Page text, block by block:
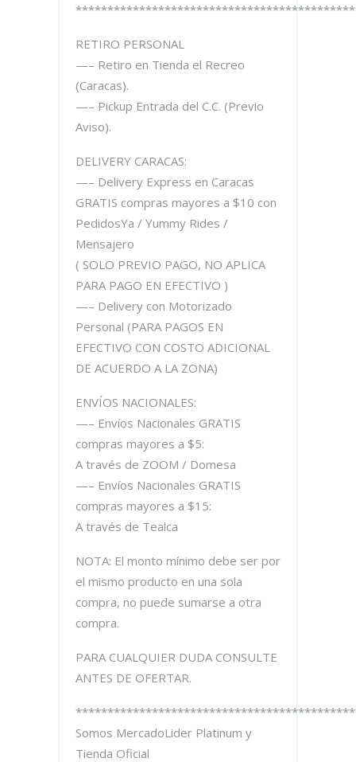
RETIRO PERSONAL
—– Retiro en Tienda el Recreo
(Caracas).
—– Pickup Entrada del C.C. (Previo
Aviso).
DELIVERY CARACAS:
—– Delivery Express en Caracas
GRATIS compras mayores a $10 con
PedidosYa / Yummy Rides /
Mensajero
( SOLO PREVIO PAGO, NO APLICA
PARA PAGO EN EFECTIVO )
—– Delivery con Motorizado
Personal (PARA PAGOS EN
EFECTIVO CON COSTO ADICIONAL
DE ACUERDO A LA ZONA)
ENVÍOS NACIONALES:
—– Envíos Nacionales GRATIS
compras mayores a $5:
A través de ZOOM / Domesa
—– Envíos Nacionales GRATIS
compras mayores a $15:
A través de Tealca
NOTA: El monto mínimo debe ser por
el mismo producto en una sola
compra, no puede sumarse a otra
compra.
PARA CUALQUIER DUDA CONSULTE
ANTES DE OFERTAR.
Somos MercadoLider Platinum y
Tienda Oficial